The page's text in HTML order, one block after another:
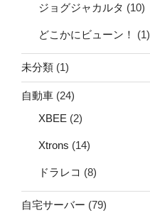
ジョグジャカルタ (10)
どこかにビューン！ (1)
未分類 (1)
自動車 (24)
XBEE (2)
Xtrons (14)
ドラレコ (8)
自宅サーバー (79)